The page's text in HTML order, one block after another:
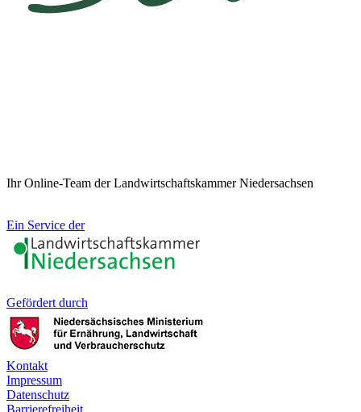
Ihr Online-Team der Landwirtschaftskammer Niedersachsen
Ein Service der
Gefördert durch
Kontakt
Impressum
Datenschutz
Barrierefreiheit